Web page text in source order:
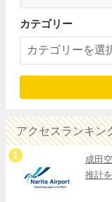
カテゴリー
アクセスランキン
成田
推計